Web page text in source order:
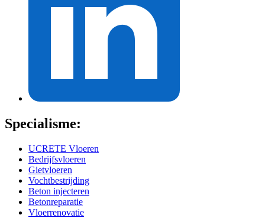
Specialisme:
UCRETE Vloeren
Bedrijfsvloeren
Gietvloeren
Vochtbestrijding
Beton injecteren
Betonreparatie
Vloerrenovatie